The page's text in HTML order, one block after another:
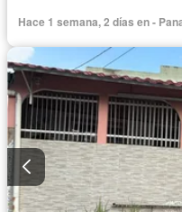
Hace 1 semana, 2 días en -